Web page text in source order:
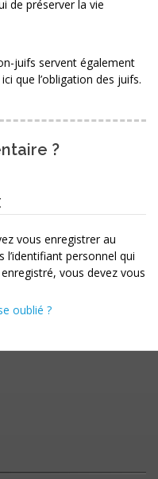
de préserver la vie
juifs servent également
que l’obligation des juifs.
?
vous enregistrer au
l’identifiant personnel qui
vous devez vous
oublié ?